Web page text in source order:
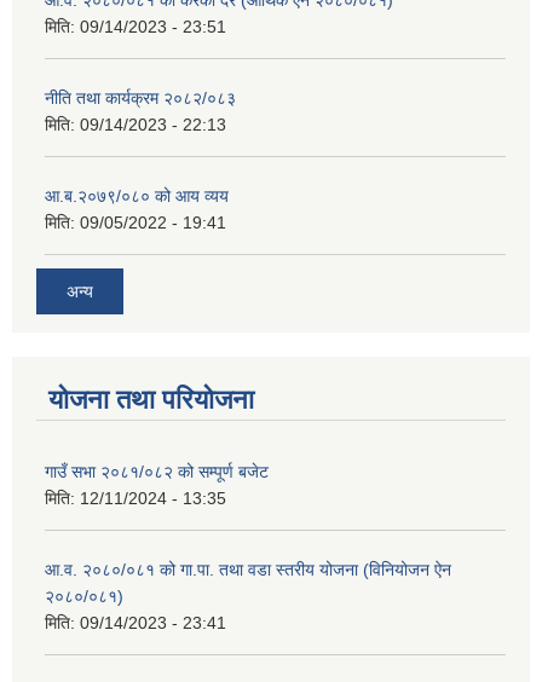
मिति: 09/14/2023 - 23:51
नीति तथा कार्यक्रम २०८२/०८३
मिति: 09/14/2023 - 22:13
आ.ब.२०७९/०८० को आय व्यय
मिति: 09/05/2022 - 19:41
अन्य
योजना तथा परियोजना
गाउँ सभा २०८१/०८२ को सम्पूर्ण बजेट
मिति: 12/11/2024 - 13:35
आ.व. २०८०/०८१ को गा.पा. तथा वडा स्तरीय योजना (विनियोजन ऐन
२०८०/०८१)
मिति: 09/14/2023 - 23:41